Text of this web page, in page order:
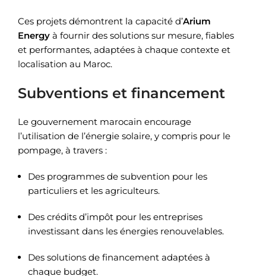
Ces projets démontrent la capacité d’Arium
Energy à fournir des solutions sur mesure, fiables
et performantes, adaptées à chaque contexte et
localisation au Maroc.
Subventions et financement
Le gouvernement marocain encourage
l’utilisation de l’énergie solaire, y compris pour le
pompage, à travers :
Des programmes de subvention pour les
particuliers et les agriculteurs.
Des crédits d’impôt pour les entreprises
investissant dans les énergies renouvelables.
Des solutions de financement adaptées à
chaque budget.